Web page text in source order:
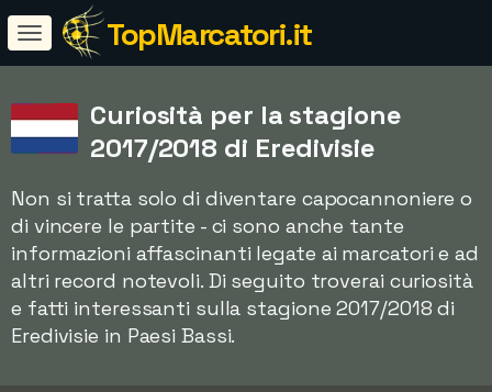
TopMarcatori.it
Curiosità per la stagione
2017/2018 di Eredivisie
Non si tratta solo di diventare capocannoniere o
di vincere le partite - ci sono anche tante
informazioni affascinanti legate ai marcatori e ad
altri record notevoli. Di seguito troverai curiosità
e fatti interessanti sulla stagione 2017/2018 di
Eredivisie in Paesi Bassi.